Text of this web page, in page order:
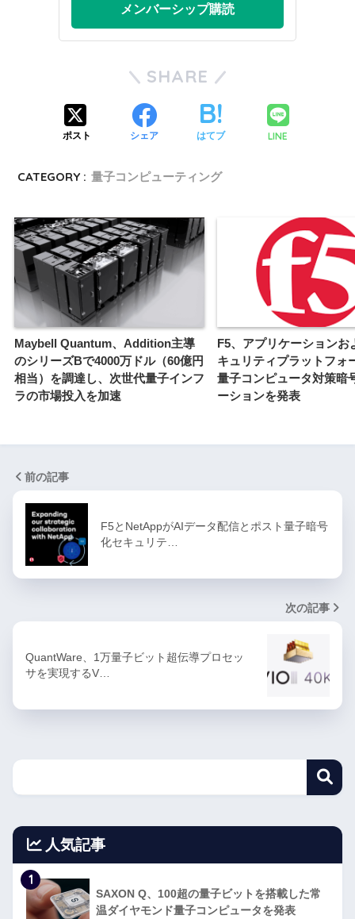
メンバーシップ購読
SHARE
ポスト シェア はてブ LINE
CATEGORY : 量子コンピューティング
Maybell Quantum、Addition主導
のシリーズBで4000万ドル（60億円
相当）を調達し、次世代量子インフ
ラの市場投入を加速
F5、アプリケーションお
キュリティプラットフォ
量子コンピュータ対策暗
ーションを発表
前の記事
F5とNetAppがAIデータ配信とポスト量子暗号
化セキュリテ…
次の記事
QuantWare、1万量子ビット超伝導プロセッ
サを実現するV…
人気記事
1
SAXON Q、100超の量子ビットを搭載した常
温ダイヤモンド量子コンピュータを発表